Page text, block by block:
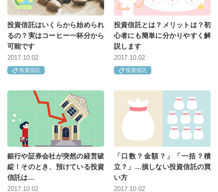
投資信託はいくらから始められ
るの？実はコーヒー一杯分から
可能です
2017.10.02
投資信託
投資信託とは？メリットは？初
心者にも簡単に分かりやすく解
説します
2017.10.02
投資信託
銀行や証券会社が突然の経営破
綻！そのとき、預けている投資
信託は…
2017.10.02
「口数？金額？」「一括？積
立？」…損しない投資信託の買
い方
2017.10.02